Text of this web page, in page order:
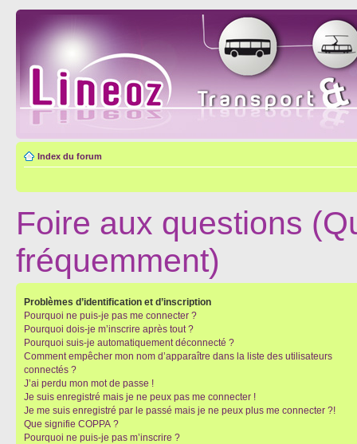
Index du forum
Foire aux questions
fréquemment)
Problèmes d’identification et d’inscription
Pourquoi ne puis-je pas me connecter ?
Pourquoi dois-je m’inscrire après tout ?
Pourquoi suis-je automatiquement déconnecté ?
Comment empêcher mon nom d’apparaître dans la liste des utilisateurs
connectés ?
J’ai perdu mon mot de passe !
Je suis enregistré mais je ne peux pas me connecter !
Je me suis enregistré par le passé mais je ne peux plus me connecter ?!
Que signifie COPPA ?
Pourquoi ne puis-je pas m’inscrire ?